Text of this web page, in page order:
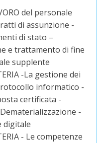
del personale
di assunzione -
di stato –
e trattamento di fine
supplente
-La gestione dei
informatico -
certificata -
-
digitale
- Le competenze